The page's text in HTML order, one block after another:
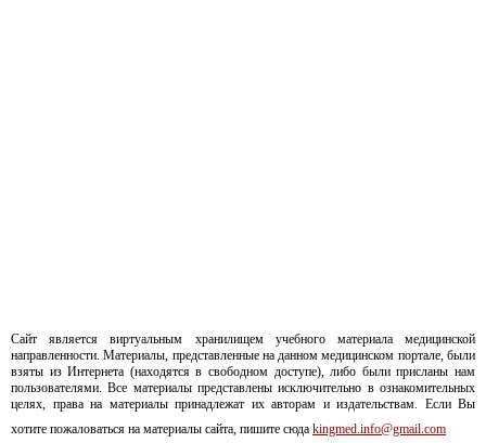
Сайт является виртуальным хранилищем учебного материала медицинской
направленности. Материалы, представленные на данном медицинском портале, были
взяты из Интернета (находятся в свободном доступе), либо были присланы нам
пользователями. Все материалы представлены исключительно в ознакомительных
целях, права на материалы принадлежат их авторам и издательствам. Если Вы
хотите пожаловаться на материалы сайта, пишите сюда kingmed.info@gmail.com